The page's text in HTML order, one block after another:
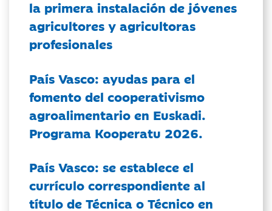
la primera instalación de jóvenes
agricultores y agricultoras
profesionales
País Vasco: ayudas para el
fomento del cooperativismo
agroalimentario en Euskadi.
Programa Kooperatu 2026.
País Vasco: se establece el
currículo correspondiente al
título de Técnica o Técnico en